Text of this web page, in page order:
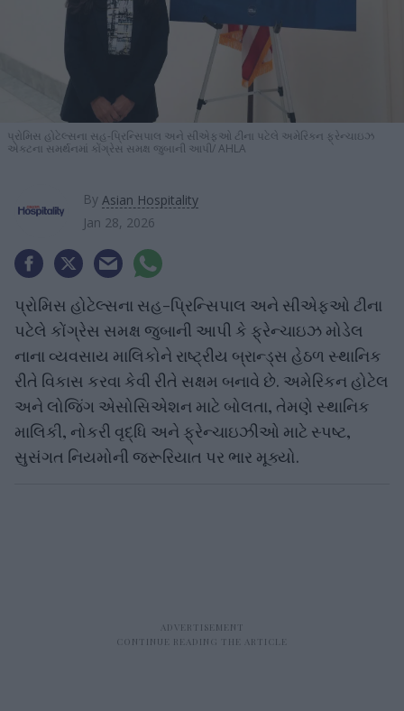
પ્રોમિસ હોટેલ્સના સહ-પ્રિન્સિપાલ અને સીએફઓ ટીના પટેલે અમેરિકન ફ્રેન્ચાઇઝ
એક્ટના સમર્થનમાં કોંગ્રેસ સમક્ષ જુબાની આપી AHLA
By Asian Hospitality
Jan 28, 2026
પ્રોમિસ હોટેલ્સના સહ-પ્રિન્સિપાલ અને સીએફઓ ટીના
પટેલે કોંગ્રેસ સમક્ષ જુબાની આપી કે ફ્રેન્ચાઇઝ મોડેલ
નાના વ્યવસાય માલિકોને રાષ્ટ્રીય બ્રાન્ડ્સ હેઠળ સ્થાનિક
રીતે વિકાસ કરવા કેવી રીતે સક્ષમ બનાવે છે. અમેરિકન હોટેલ
અને લોજિંગ એસોસિએશન માટે બોલતા, તેમણે સ્થાનિક
માલિકી, નોકરી વૃદ્ધિ અને ફ્રેન્ચાઇઝીઓ માટે સ્પષ્ટ,
સુસંગત નિયમોની જરૂરિયાત પર ભાર મૂક્યો.